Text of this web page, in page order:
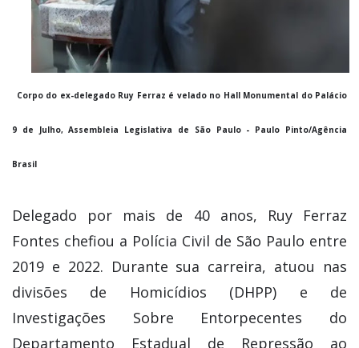
Corpo do ex-delegado Ruy Ferraz é velado no Hall Monumental do Palácio
9 de Julho, Assembleia Legislativa de São Paulo - Paulo Pinto/Agência
Brasil
Delegado por mais de 40 anos, Ruy Ferraz
Fontes chefiou a Polícia Civil de São Paulo entre
2019 e 2022. Durante sua carreira, atuou nas
divisões de Homicídios (DHPP) e de
Investigações Sobre Entorpecentes do
Departamento Estadual de Repressão ao